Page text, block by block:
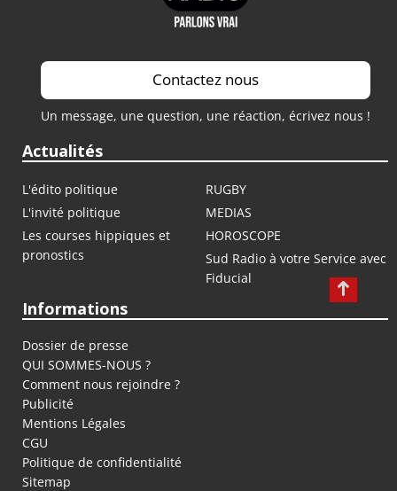
Contactez nous
Un message, une question, une réaction, écrivez nous !
Actualités
L'édito politique
RUGBY
L'invité politique
MEDIAS
Les courses hippiques et
pronostics
HOROSCOPE
Sud Radio à votre Service avec
Fiducial
Informations
Dossier de presse
QUI SOMMES-NOUS ?
Comment nous rejoindre ?
Publicité
Mentions Légales
CGU
Politique de confidentialité
Sitemap